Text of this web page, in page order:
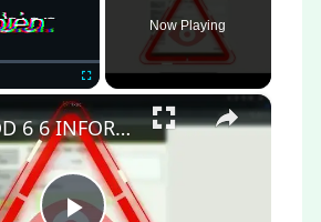
Now Playing
×
C BBDD 6 6 INFORMATION SCHEMA